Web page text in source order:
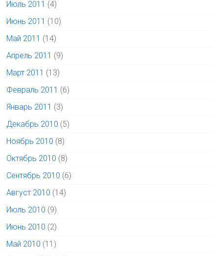
Июль 2011 (4)
Июнь 2011 (10)
Май 2011 (14)
Апрель 2011 (9)
Март 2011 (13)
Февраль 2011 (6)
Январь 2011 (3)
Декабрь 2010 (5)
Ноябрь 2010 (8)
Октябрь 2010 (8)
Сентябрь 2010 (6)
Август 2010 (14)
Июль 2010 (9)
Июнь 2010 (2)
Май 2010 (11)